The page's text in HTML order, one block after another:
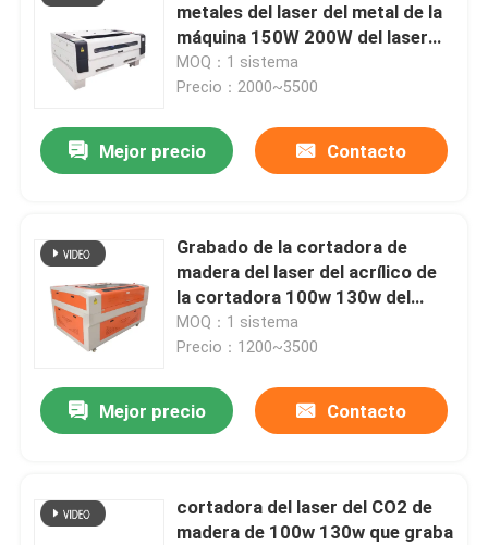
metales del laser del metal de la
máquina 150W 200W del laser
del CO2 no
MOQ：1 sistema
Precio：2000~5500
Mejor precio Contacto
Grabado de la cortadora de
madera del laser del acrílico de
la cortadora 100w 130w del
laser del CO2
MOQ：1 sistema
Precio：1200~3500
Mejor precio Contacto
cortadora del laser del CO2 de
madera de 100w 130w que graba